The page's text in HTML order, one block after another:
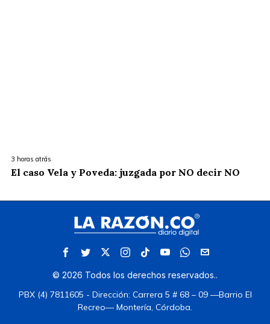
3 horas atrás
El caso Vela y Poveda: juzgada por NO decir NO
© 2026 Todos los derechos reservados..
PBX (4) 7811605 - Dirección: Carrera 5 # 68 – 09 —Barrio El
Recreo— Montería, Córdoba.